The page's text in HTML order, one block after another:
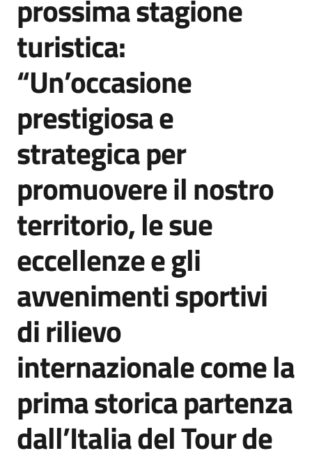
prossima stagione
turistica:
“Un’occasione
prestigiosa e
strategica per
promuovere il nostro
territorio, le sue
eccellenze e gli
avvenimenti sportivi
di rilievo
internazionale come la
prima storica partenza
dall’Italia del Tour de